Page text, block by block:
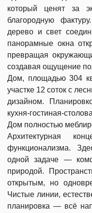
который ценят за
благородную
дерево и свет
панорамные окна
превращая
создавая ощущение
Дом, площадью 304
участке 12 соток с
дизайном.
кухня-гостиная-
Дом полностью
Архитектурная
функционализма.
одной задаче —
природой.
открытым, но
Чистые линии,
планировка — всё